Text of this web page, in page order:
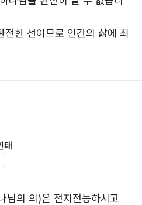
전한 선이므로 인간의 삶에 최
엇인지를 완전하게 알 수 없
지식을 모아 일반화한 개념입
태
님의 의)은 전지전능하시고